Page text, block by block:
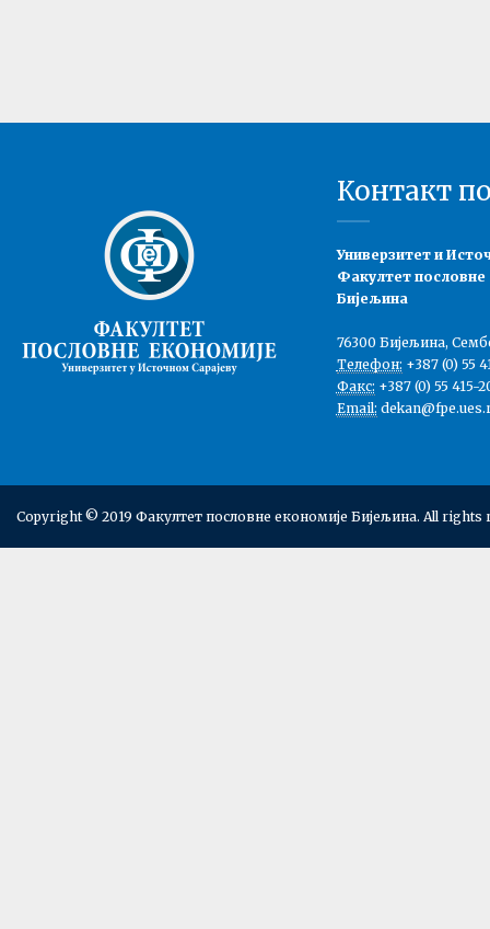
Контакт
Универзитет и
Факултет пословне
Бијељина
76300 Бијељина,
Телефон: +387 (0) 55
Факс: +387 (0) 55 415-
Email:
Copyright © 2019 Факултет пословне економије Бијељина. All rights